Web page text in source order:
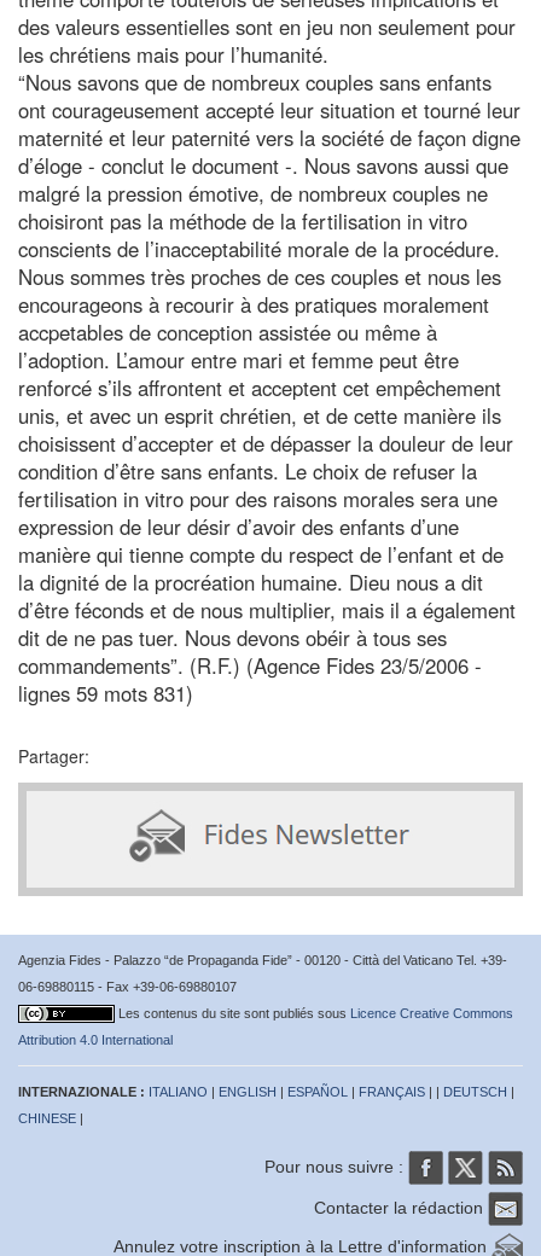
des valeurs essentielles sont en jeu non seulement pour
les chrétiens mais pour l’humanité.
“Nous savons que de nombreux couples sans enfants
ont courageusement accepté leur situation et tourné leur
maternité et leur paternité vers la société de façon digne
d’éloge - conclut le document -. Nous savons aussi que
malgré la pression émotive, de nombreux couples ne
choisiront pas la méthode de la fertilisation in vitro
conscients de l’inacceptabilité morale de la procédure.
Nous sommes très proches de ces couples et nous les
encourageons à recourir à des pratiques moralement
accpetables de conception assistée ou même à
l’adoption. L’amour entre mari et femme peut être
renforcé s’ils affrontent et acceptent cet empêchement
unis, et avec un esprit chrétien, et de cette manière ils
choisissent d’accepter et de dépasser la douleur de leur
condition d’être sans enfants. Le choix de refuser la
fertilisation in vitro pour des raisons morales sera une
expression de leur désir d’avoir des enfants d’une
manière qui tienne compte du respect de l’enfant et de
la dignité de la procréation humaine. Dieu nous a dit
d’être féconds et de nous multiplier, mais il a également
dit de ne pas tuer. Nous devons obéir à tous ses
commandements”. (R.F.) (Agence Fides 23/5/2006 -
lignes 59 mots 831)
Partager:
Agenzia Fides - Palazzo “de Propaganda Fide” - 00120 - Città del Vaticano Tel. +39-
06-69880115 - Fax +39-06-69880107
Les contenus du site sont publiés sous Licence Creative Commons
Attribution 4.0 International
INTERNAZIONALE : ITALIANO | ENGLISH | ESPAÑOL | FRANÇAIS | | DEUTSCH |
CHINESE |
Pour nous suivre :
Contacter la rédaction
Annulez votre inscription à la Lettre d'information